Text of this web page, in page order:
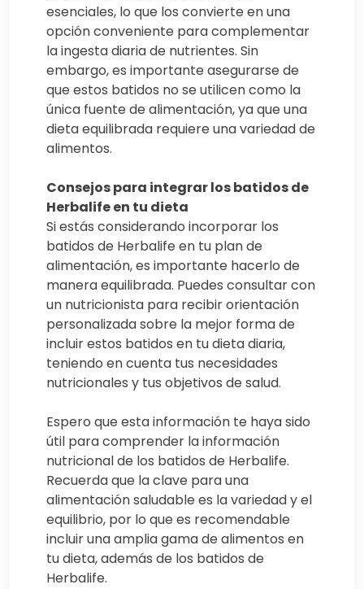
esenciales, lo que los convierte en una
opción conveniente para complementar
la ingesta diaria de nutrientes. Sin
embargo, es importante asegurarse de
que estos batidos no se utilicen como la
única fuente de alimentación, ya que una
dieta equilibrada requiere una variedad de
alimentos.
Consejos para integrar los batidos de
Herbalife en tu dieta
Si estás considerando incorporar los
batidos de Herbalife en tu plan de
alimentación, es importante hacerlo de
manera equilibrada. Puedes consultar con
un nutricionista para recibir orientación
personalizada sobre la mejor forma de
incluir estos batidos en tu dieta diaria,
teniendo en cuenta tus necesidades
nutricionales y tus objetivos de salud.
Espero que esta información te haya sido
útil para comprender la información
nutricional de los batidos de Herbalife.
Recuerda que la clave para una
alimentación saludable es la variedad y el
equilibrio, por lo que es recomendable
incluir una amplia gama de alimentos en
tu dieta, además de los batidos de
Herbalife.